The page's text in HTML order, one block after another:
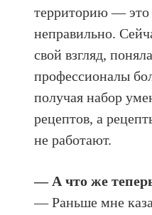
территорию — это
неправильно.
свой взгляд,
профессионалы
получая набор
рецептов, а
не работают.
— А что же
— Раньше мне